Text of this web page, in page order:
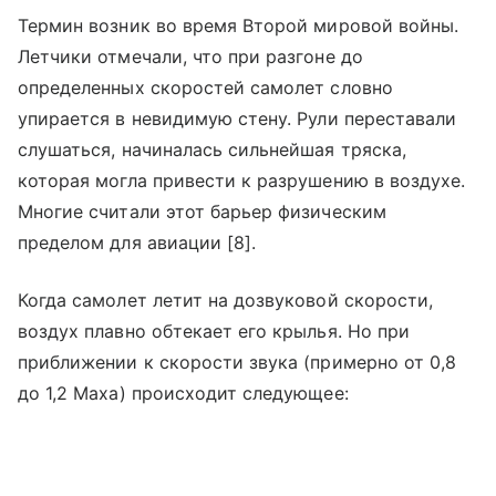
Термин возник во время Второй мировой войны.
Летчики отмечали, что при разгоне до
определенных скоростей самолет словно
упирается в невидимую стену. Рули переставали
слушаться, начиналась сильнейшая тряска,
которая могла привести к разрушению в воздухе.
Многие считали этот барьер физическим
пределом для авиации [8].
Когда самолет летит на дозвуковой скорости,
воздух плавно обтекает его крылья. Но при
приближении к скорости звука (примерно от 0,8
до 1,2 Маха) происходит следующее: